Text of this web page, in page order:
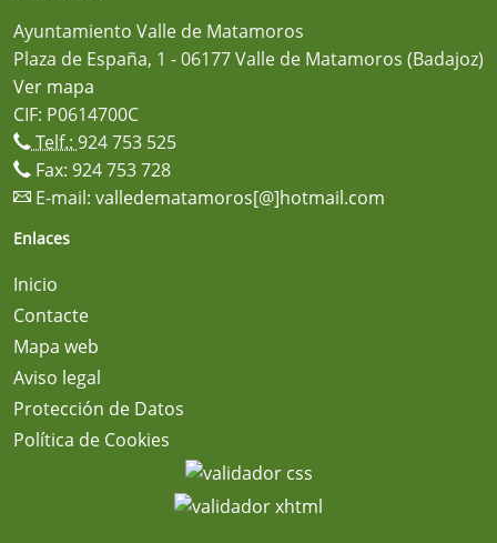
Ayuntamiento Valle de Matamoros
Plaza de España, 1 - 06177 Valle de Matamoros (Badajoz)
Ver mapa
CIF: P0614700C
Telf.: 924 753 525
Fax: 924 753 728
E-mail: valledematamoros[@]hotmail.com
Enlaces
Inicio
Contacte
Mapa web
Aviso legal
Protección de Datos
Política de Cookies